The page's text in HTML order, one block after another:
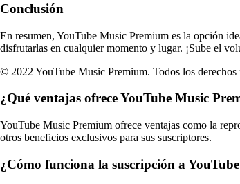
Conclusión
En resumen, YouTube Music Premium es la opción
disfrutarlas en cualquier momento y lugar. ¡Sube el
© 2022 YouTube Music Premium. Todos los derechos
¿Qué ventajas ofrece YouTube Music
YouTube Music Premium ofrece ventajas como la
otros beneficios exclusivos para sus suscriptores.
¿Cómo funciona la suscripción a